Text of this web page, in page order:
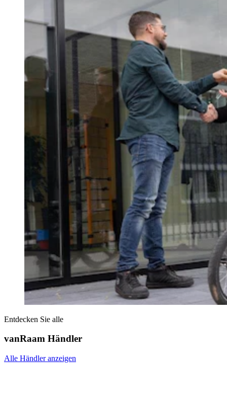
Entdecken Sie alle
vanRaam Händler
Alle Händler anzeigen